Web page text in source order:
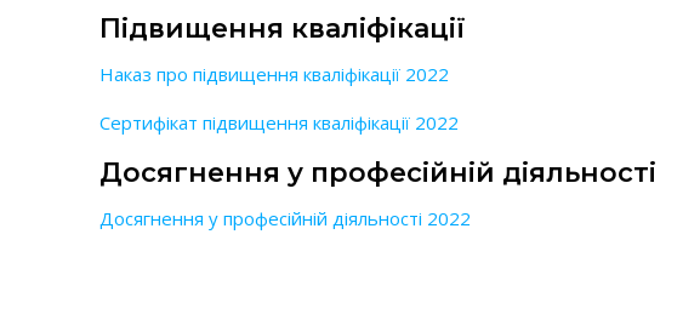
Підвищення кваліфікації
Наказ про підвищення кваліфікації 2022
Сертифікат підвищення кваліфікації 2022
Досягнення у професійній діяльності
Досягнення у професійній діяльності 2022